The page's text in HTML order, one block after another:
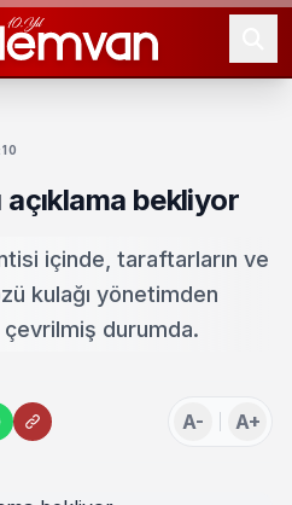
bekliyor
içinde, taraftarların ve
kulağı yönetimden
durumda.
A- A+